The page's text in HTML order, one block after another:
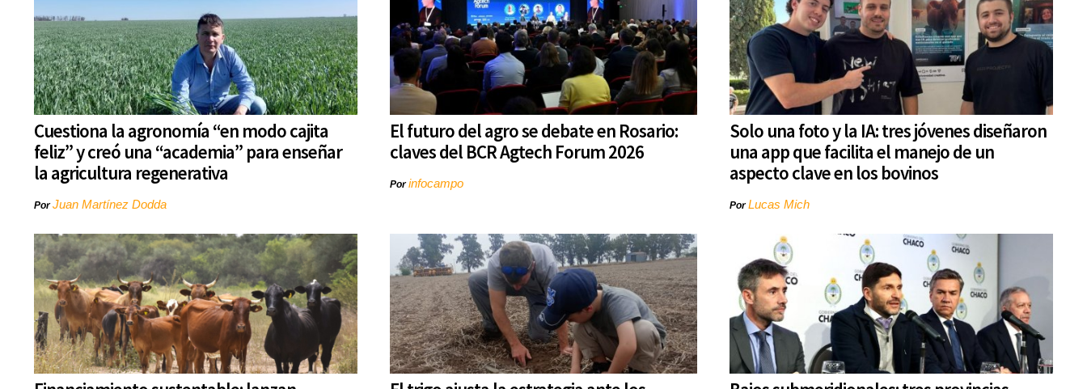
Cuestiona la agronomía “en modo cajita
feliz” y creó una “academia” para enseñar
la agricultura regenerativa
PorJuan Martínez Dodda
El futuro del agro se debate en Rosario:
claves del BCR Agtech Forum 2026
Porinfocampo
Solo una foto y la IA: tres jóvenes diseñaron
una app que facilita el manejo de un
aspecto clave en los bovinos
PorLucas Mich